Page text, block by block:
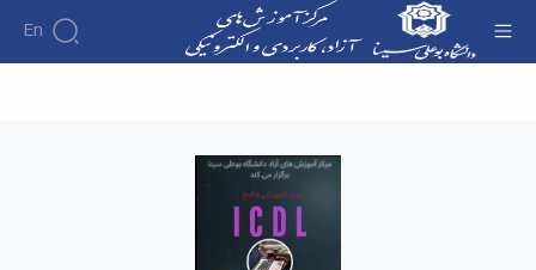
En
آموزش‌های آزاد و الکترونیکی دانشگاه بوعلی سینا